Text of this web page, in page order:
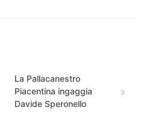
La Pallacanestro
Piacentina ingaggia
Davide Speronello